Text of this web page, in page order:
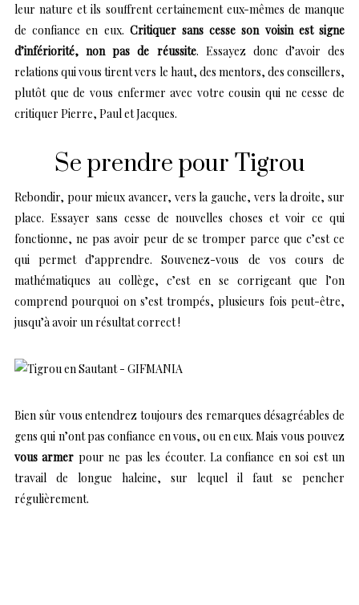
leur nature et ils souffrent certainement eux-mêmes de manque
de confiance en eux. Critiquer sans cesse son voisin est signe
d’infériorité, non pas de réussite. Essayez donc d’avoir des
relations qui vous tirent vers le haut, des mentors, des conseillers,
plutôt que de vous enfermer avec votre cousin qui ne cesse de
critiquer Pierre, Paul et Jacques.
Se prendre pour Tigrou
Rebondir, pour mieux avancer, vers la gauche, vers la droite, sur
place. Essayer sans cesse de nouvelles choses et voir ce qui
fonctionne, ne pas avoir peur de se tromper parce que c’est ce
qui permet d’apprendre. Souvenez-vous de vos cours de
mathématiques au collège, c’est en se corrigeant que l’on
comprend pourquoi on s’est trompés, plusieurs fois peut-être,
jusqu’à avoir un résultat correct !
Bien sûr vous entendrez toujours des remarques désagréables de
gens qui n’ont pas confiance en vous, ou en eux. Mais vous pouvez
vous armer pour ne pas les écouter. La confiance en soi est un
travail de longue haleine, sur lequel il faut se pencher
régulièrement.